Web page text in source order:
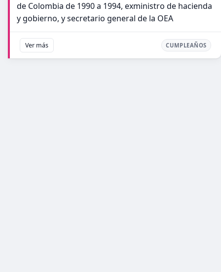
de Colombia de 1990 a 1994, exministro de hacienda
y gobierno, y secretario general de la OEA
Ver más CUMPLEAÑOS